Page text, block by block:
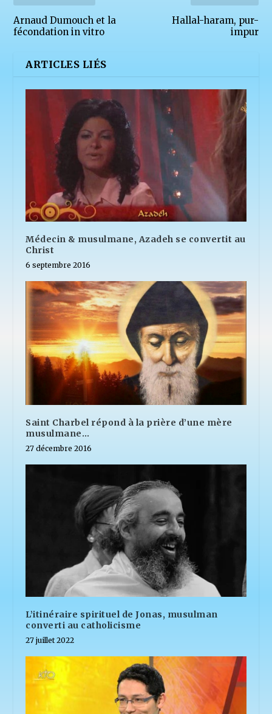
Arnaud Dumouch et la
fécondation in vitro
Hallal-haram, pur-
impur
ARTICLES LIÉS
Médecin & musulmane, Azadeh se convertit au
Christ
6 septembre 2016
Saint Charbel répond à la prière d’une mère
musulmane…
27 décembre 2016
L’itinéraire spirituel de Jonas, musulman
converti au catholicisme
27 juillet 2022